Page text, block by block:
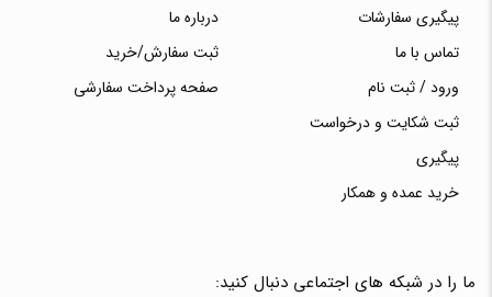
پیگیری سفارشات
تماس با ما
ورود / ثبت نام
ثبت شکایت و درخواست
پیگیری
خرید عمده و همکار
درباره ما
ثبت سفارش/خرید
صفحه پرداخت سفارشی
ما را در شبکه های اجتماعی دنبال کنید: